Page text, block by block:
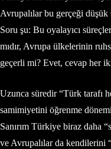
Avrupalılar bu gerçeği düşük
Soru şu: Bu oyalayıcı
mıdır, Avrupa ülkelerinin
geçerli mi? Evet, cevap her
Uzunca süredir “Türk tarafı
samimiyetini öğrenme
Sanırım Türkiye biraz daha
ve Avrupalılar da kendilerini